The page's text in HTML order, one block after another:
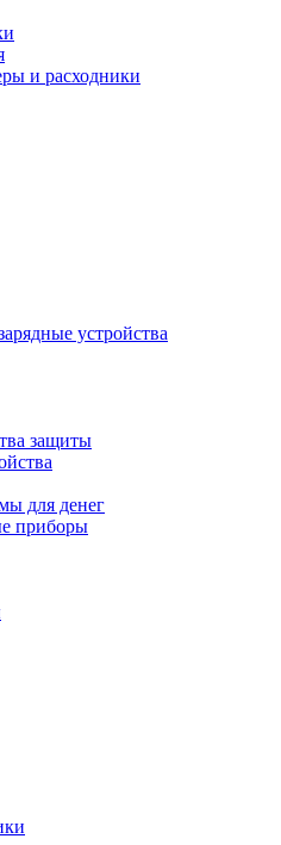
и расходники
устройства
защиты
для денег
приборы